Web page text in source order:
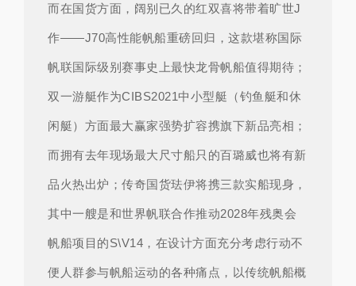
而在国货方面，阔别已久的红双喜将带着旷世J
作——J70高性能帆船重磅回归，这款堪称国际
帆联国际级别赛事史上最快龙骨帆船值得期待；
双一游艇作为CIBS2021中小型艇（钓鱼艇和休
闲艇）方面最大赢家强势扩容携旗下新品亮相；
而拥有去年现场最大尺寸船只的百璐威也将有新
品火热出炉；传奇国货珐伊将携三款实船现身，
其中一艘是和世界帆联合作推动2028年残奥会
帆船项目的S\V14，在设计方面充分考虑行动不
便人群参与帆船运动的各种痛点，以传统帆船概